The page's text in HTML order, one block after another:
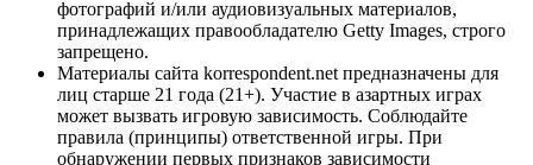
фотографий и/или аудиовизуальных материалов,
принадлежащих правообладателю Getty Images, строго
запрещено.
Материалы сайта korrespondent.net предназначены для
лиц старше 21 года (21+). Участие в азартных играх
может вызвать игровую зависимость. Соблюдайте
правила (принципы) ответственной игры. При
обнаружении первых признаков зависимости